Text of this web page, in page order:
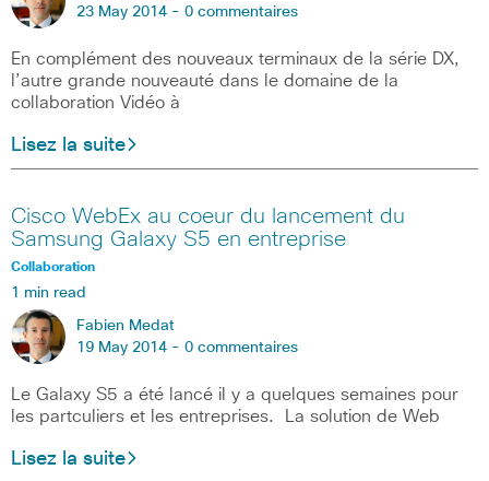
23 May 2014 - 0 commentaires
En complément des nouveaux terminaux de la série DX,
l’autre grande nouveauté dans le domaine de la
collaboration Vidéo à
Lisez la suite
Cisco WebEx au coeur du lancement du
Samsung Galaxy S5 en entreprise
Collaboration
1 min read
Fabien Medat
19 May 2014 - 0 commentaires
Le Galaxy S5 a été lancé il y a quelques semaines pour
les partculiers et les entreprises. La solution de Web
Lisez la suite